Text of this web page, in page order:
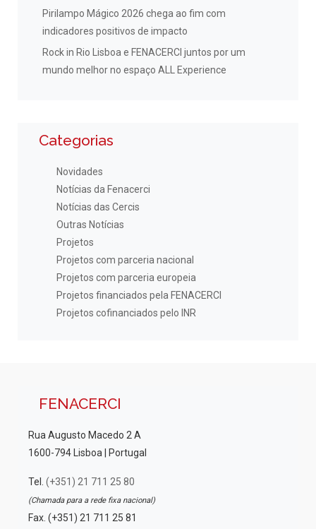
Pirilampo Mágico 2026 chega ao fim com
indicadores positivos de impacto
Rock in Rio Lisboa e FENACERCI juntos por um
mundo melhor no espaço ALL Experience
Categorias
Novidades
Notícias da Fenacerci
Notícias das Cercis
Outras Notícias
Projetos
Projetos com parceria nacional
Projetos com parceria europeia
Projetos financiados pela FENACERCI
Projetos cofinanciados pelo INR
FENACERCI
Rua Augusto Macedo 2 A
1600-794 Lisboa | Portugal
Tel. (+351) 21 711 25 80
(Chamada para a rede fixa nacional)
Fax. (+351) 21 711 25 81